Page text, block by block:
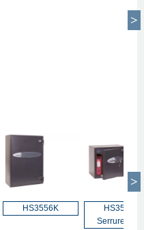
HS3556K
HS3552K
Serrure À